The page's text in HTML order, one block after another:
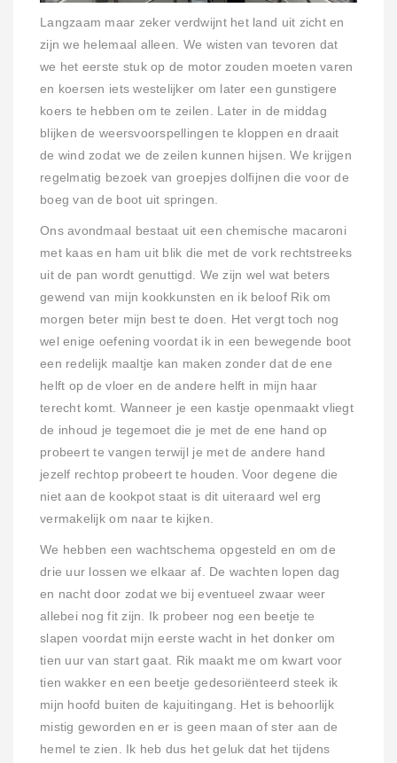
Langzaam maar zeker verdwijnt het land uit zicht en
zijn we helemaal alleen. We wisten van tevoren dat
we het eerste stuk op de motor zouden moeten varen
en koersen iets westelijker om later een gunstigere
koers te hebben om te zeilen. Later in de middag
blijken de weersvoorspellingen te kloppen en draait
de wind zodat we de zeilen kunnen hijsen. We krijgen
regelmatig bezoek van groepjes dolfijnen die voor de
boeg van de boot uit springen.
Ons avondmaal bestaat uit een chemische macaroni
met kaas en ham uit blik die met de vork rechtstreeks
uit de pan wordt genuttigd. We zijn wel wat beters
gewend van mijn kookkunsten en ik beloof Rik om
morgen beter mijn best te doen. Het vergt toch nog
wel enige oefening voordat ik in een bewegende boot
een redelijk maaltje kan maken zonder dat de ene
helft op de vloer en de andere helft in mijn haar
terecht komt. Wanneer je een kastje openmaakt vliegt
de inhoud je tegemoet die je met de ene hand op
probeert te vangen terwijl je met de andere hand
jezelf rechtop probeert te houden. Voor degene die
niet aan de kookpot staat is dit uiteraard wel erg
vermakelijk om naar te kijken.
We hebben een wachtschema opgesteld en om de
drie uur lossen we elkaar af. De wachten lopen dag
en nacht door zodat we bij eventueel zwaar weer
allebei nog fit zijn. Ik probeer nog een beetje te
slapen voordat mijn eerste wacht in het donker om
tien uur van start gaat. Rik maakt me om kwart voor
tien wakker en een beetje gedesoriënteerd steek ik
mijn hoofd buiten de kajuitingang. Het is behoorlijk
mistig geworden en er is geen maan of ster aan de
hemel te zien. Ik heb dus het geluk dat het tijdens